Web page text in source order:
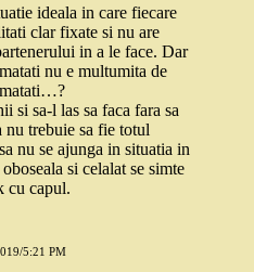
ideala in care fiecare
clar fixate si nu are
in a le face. Dar
nu e multumita de
si sa-l las sa faca fara sa
nu trebuie sa fie totul
nu se ajunga in situatia in
si celalat se simte
cu capul.
5:21 PM